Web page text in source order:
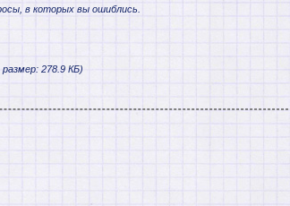
в которых вы ошиблись.
размер: 278.9 КБ)